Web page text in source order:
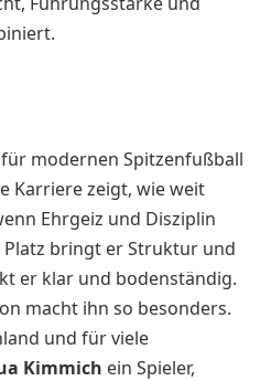
modernen Spitzenfußball
Karriere zeigt, wie weit
Ehrgeiz und Disziplin
bringt er Struktur und
er klar und bodenständig.
macht ihn so besonders.
und für viele
Kimmich ein Spieler,